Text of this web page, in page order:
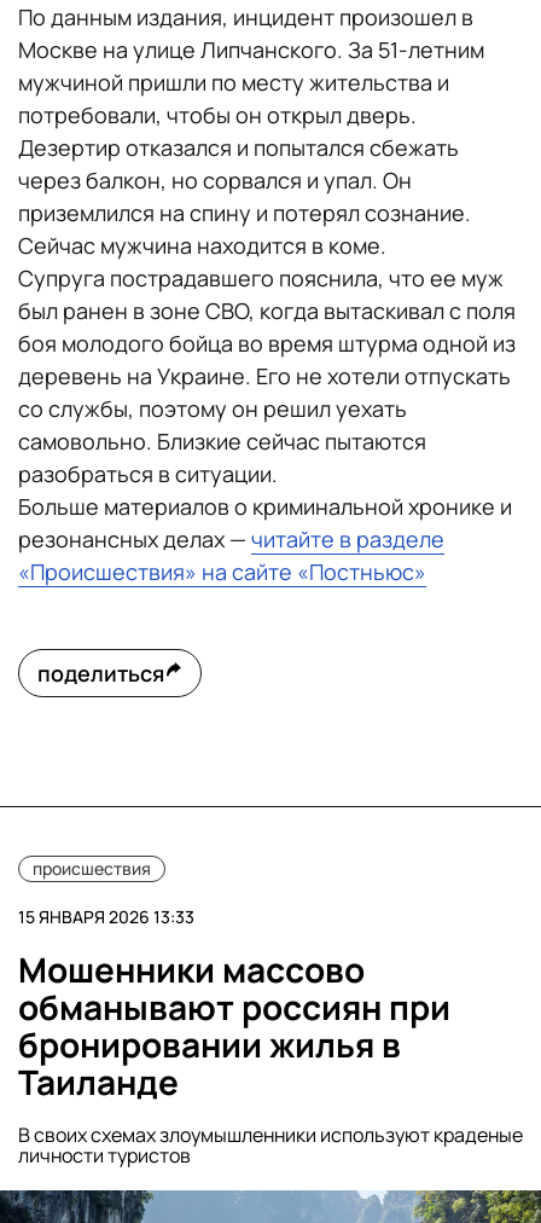
По данным издания, инцидент произошел в
Москве на улице Липчанского. За 51-летним
мужчиной пришли по месту жительства и
потребовали, чтобы он открыл дверь.
Дезертир отказался и попытался сбежать
через балкон, но сорвался и упал. Он
приземлился на спину и потерял сознание.
Сейчас мужчина находится в коме.
Супруга пострадавшего пояснила, что ее муж
был ранен в зоне СВО, когда вытаскивал с поля
боя молодого бойца во время штурма одной из
деревень на Украине. Его не хотели отпускать
со службы, поэтому он решил уехать
самовольно. Близкие сейчас пытаются
разобраться в ситуации.
Больше материалов о криминальной хронике и
резонансных делах — читайте в разделе
«Происшествия» на сайте «Постньюс»
поделиться
происшествия
15 ЯНВАРЯ 2026 13:33
Мошенники массово
обманывают россиян при
бронировании жилья в
Таиланде
В своих схемах злоумышленники используют краденые
личности туристов